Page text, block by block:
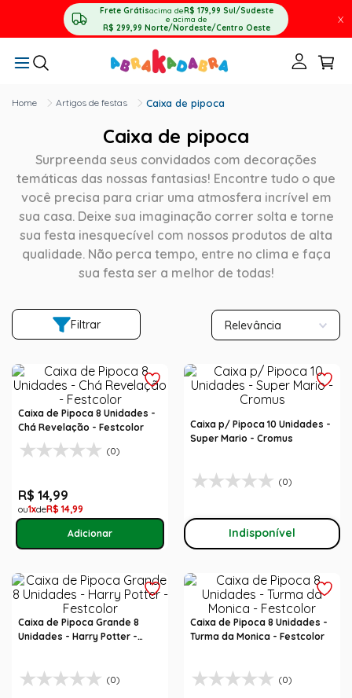
Frete Grátisacima deR$ 179,99 Sul/Sudeste
e acima de
R$ 299,99 Norte/Nordeste/Centro Oeste
X
Artigos de festas Caixa de pipoca
Caixa de pipoca
Surpreenda seus convidados com decorações
temáticas das nossas fantasias! Encontre tudo o que
você precisa para criar uma atmosfera incrível em
sua casa. Deixe sua imaginação correr solta e torne
sua festa inesquecível com nossos produtos de alta
qualidade. Não perca tempo, entre no clima e faça
sua festa ser a melhor de todas!
Filtrar Relevância
Caixa de Pipoca 8 Unidades -
Chá Revelação - Festcolor
(0)
R$ 14,99
1 R$ 14,99
Caixa p/ Pipoca 10 Unidades -
Super Mario - Cromus
(0)
Indisponível
Caixa de Pipoca Grande 8
Unidades - Harry Potter -
(0)
Caixa de Pipoca 8 Unidades -
Turma da Monica - Festcolor
(0)